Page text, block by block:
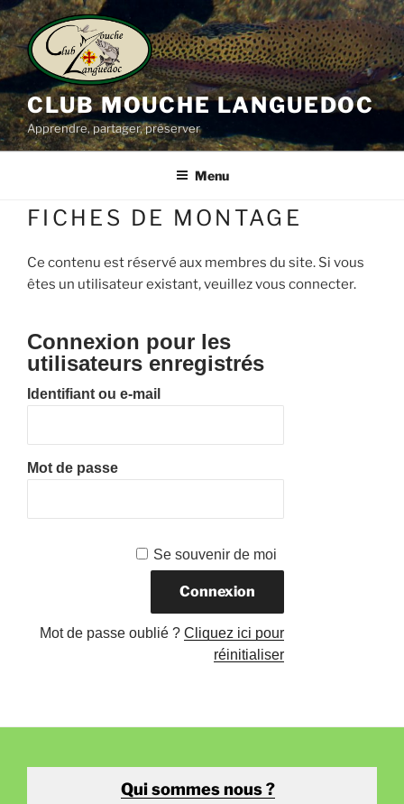
Aller
au
contenu
principal
CLUB MOUCHE LANGUEDOC
Apprendre, partager, préserver
Menu
FICHES DE MONTAGE
Ce contenu est réservé aux membres du site. Si vous
êtes un utilisateur existant, veuillez vous connecter.
Connexion pour les
utilisateurs enregistrés
Identifiant ou e-mail
Mot de passe
Se souvenir de moi
Mot de passe oublié ?Cliquez ici pour
réinitialiser
Qui sommes nous ?